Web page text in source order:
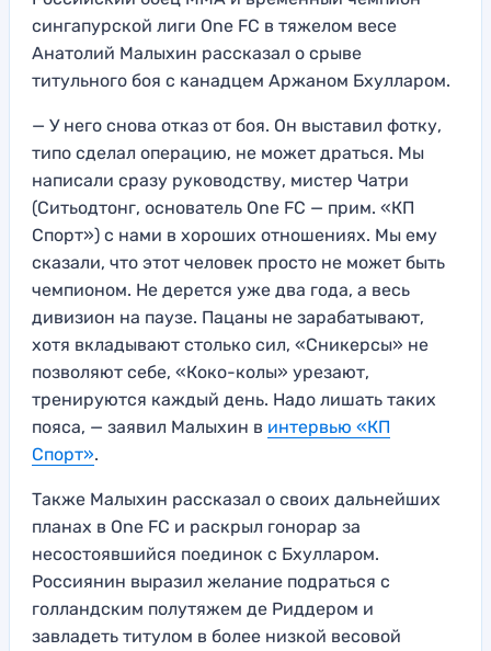
сингапурской лиги One FC в тяжелом весе
Анатолий Малыхин рассказал о срыве
титульного боя с канадцем Аржаном Бхулларом.
— У него снова отказ от боя. Он выставил фотку,
типо сделал операцию, не может драться. Мы
написали сразу руководству, мистер Чатри
(Ситьодтонг, основатель One FC — прим. «КП
Спорт») с нами в хороших отношениях. Мы ему
сказали, что этот человек просто не может быть
чемпионом. Не дерется уже два года, а весь
дивизион на паузе. Пацаны не зарабатывают,
хотя вкладывают столько сил, «Сникерсы» не
позволяют себе, «Коко-колы» урезают,
тренируются каждый день. Надо лишать таких
пояса, — заявил Малыхин в интервью «КП
Спорт».
Также Малыхин рассказал о своих дальнейших
планах в One FC и раскрыл гонорар за
несостоявшийся поединок с Бхулларом.
Россиянин выразил желание подраться с
голландским полутяжем де Риддером и
завладеть титулом в более низкой весовой